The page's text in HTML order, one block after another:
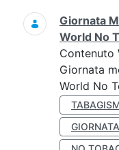
Giornata
World No
Contenuto
Giornata
World No